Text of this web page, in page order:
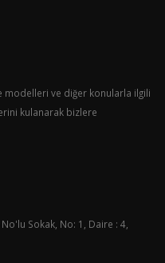
modelleri ve diğer konularla ilgili
kulanarak bizlere
Sokak, No: 1, Daire : 4,